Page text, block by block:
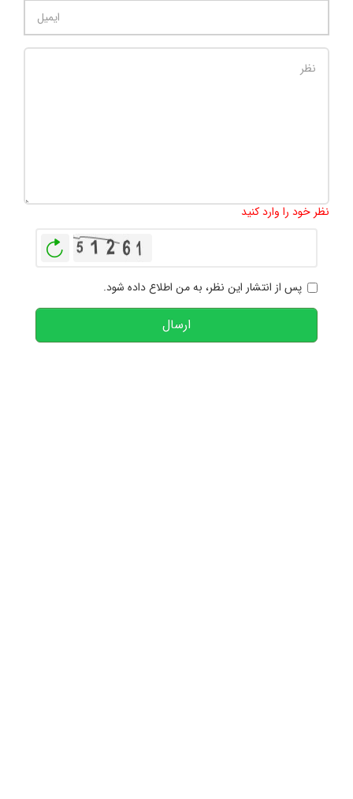
نظر خود را وارد کنید
پس از انتشار این نظر، به من اطلاع داده شود.
ارسال